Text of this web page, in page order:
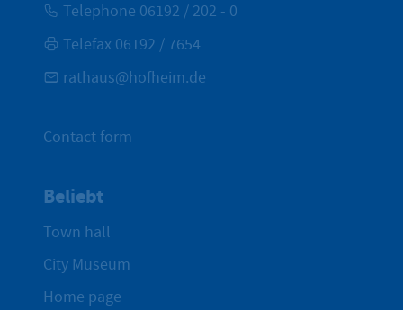
Telephone 06192 / 202 - 0
Telefax 06192 / 7654
rathaus@hofheim.de
Contact form
Beliebt
Town hall
City Museum
Home page